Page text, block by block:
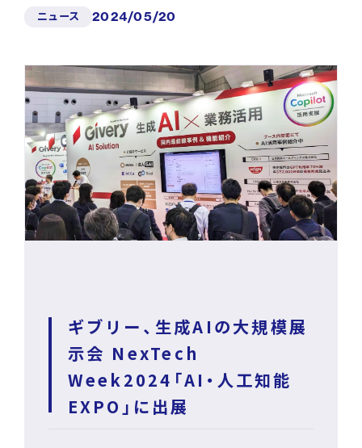
DECA Marketing Agent
DECA Service Agent
DECA Cloud
データ基盤・マーケティングツール
DECA カスタマーサポート
DECA MA
ニュース・プレスリリース
イベント・セミナー
資料ダウンロード
パートナープログラム
Special Contents
ニュース 2024/05/20
ギブリー、生成AIの大規模展
示会 NexTech
Week2024「AI・人工知能
EXPO」に出展